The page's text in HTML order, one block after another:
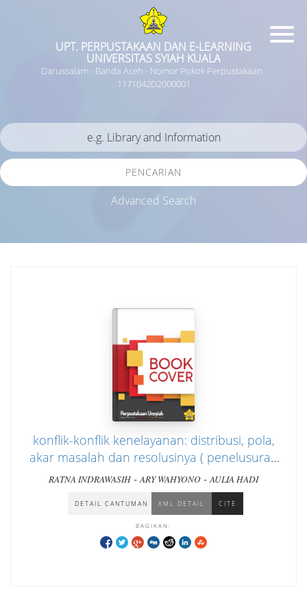
UPT. PERPUSTAKAAN DAN E-LEARNING
UNIVERSITAS SYIAH KUALA
Darussalam - Banda Aceh - Nomor Pokok Perpustakaan :
1171042D2000001
PENCARIAN
Advanced Search
konflik-konflik kenelayanan: distribusi, pola,
akar masalah dan resolusinya ( penelusuran
nelayan pelintas batas dan konflik
antarkelompok nelayan di kabupaten
Sumenep-Madura)
RATNA INDRAWASIH - ARY WAHYONO - AULIA HADI
DETAIL CANTUMAN XML DETAIL CITE
BAGIKAN: